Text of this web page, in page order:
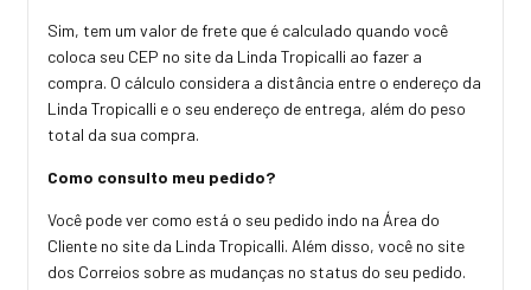
Sim, tem um valor de frete que é calculado quando você
coloca seu CEP no site da Linda Tropicalli ao fazer a
compra. O cálculo considera a distância entre o endereço da
Linda Tropicalli e o seu endereço de entrega, além do peso
total da sua compra.
Como consulto meu pedido?
Você pode ver como está o seu pedido indo na Área do
Cliente no site da Linda Tropicalli. Além disso, você no site
dos Correios sobre as mudanças no status do seu pedido.